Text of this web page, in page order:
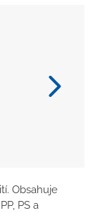
Obsahuje
PS a